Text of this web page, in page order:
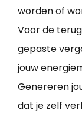
worden of
Voor de
gepaste
jouw
Genereren
dat je zelf